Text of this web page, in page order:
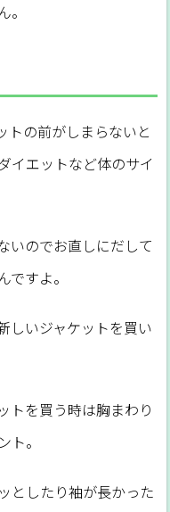
トの前がしまらないと
イエットなど体のサイ
いのでお直しにだして
すよ。
しいジャケットを買い
トを買う時は胸まわり
。
としたり袖が長かった